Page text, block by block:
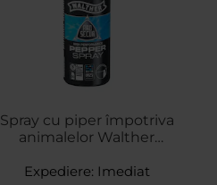
Spray cu piper împotriva
animalelor Walther
Expediere: Imediat